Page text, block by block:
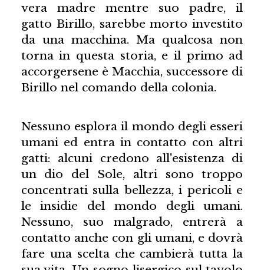
vera madre mentre suo padre, il
gatto Birillo, sarebbe morto investito
da una macchina. Ma qualcosa non
torna in questa storia, e il primo ad
accorgersene è Macchia, successore di
Birillo nel comando della colonia.
Nessuno esplora il mondo degli esseri
umani ed entra in contatto con altri
gatti: alcuni credono all'esistenza di
un dio del Sole, altri sono troppo
concentrati sulla bellezza, i pericoli e
le insidie del mondo degli umani.
Nessuno, suo malgrado, entrerà a
contatto anche con gli umani, e dovrà
fare una scelta che cambierà tutta la